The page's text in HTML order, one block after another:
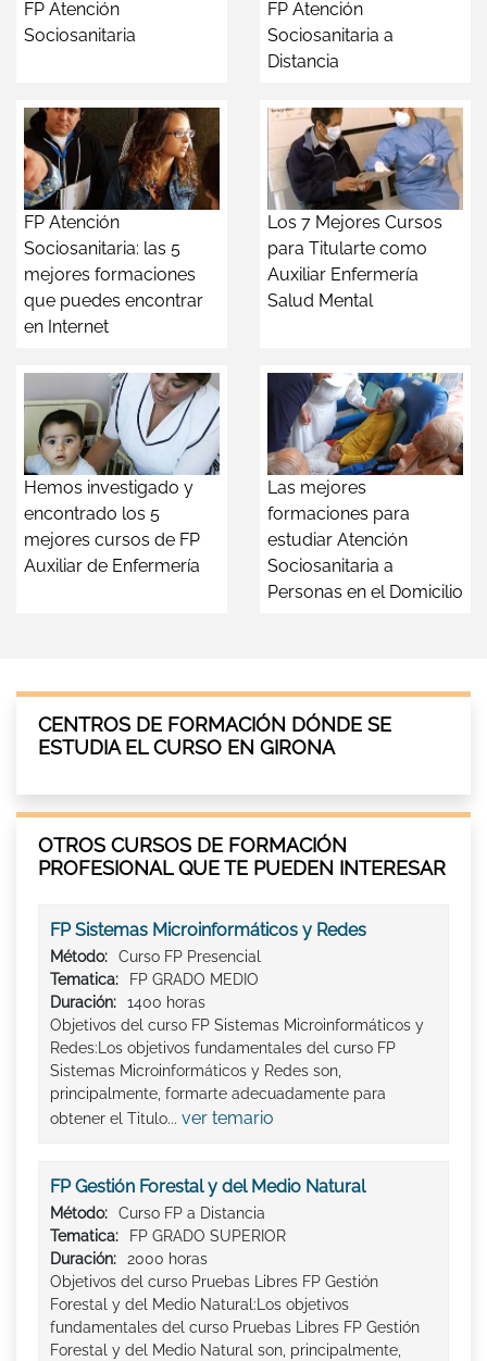
FP Atención
Sociosanitaria
FP Atención
Sociosanitaria a
Distancia
FP Atención
Sociosanitaria: las 5
mejores formaciones
que puedes encontrar
en Internet
Los 7 Mejores Cursos
para Titularte como
Auxiliar Enfermería
Salud Mental
Hemos investigado y
encontrado los 5
mejores cursos de FP
Auxiliar de Enfermería
Las mejores
formaciones para
estudiar Atención
Sociosanitaria a
Personas en el Domicilio
CENTROS DE FORMACIÓN DÓNDE SE
ESTUDIA EL CURSO EN GIRONA
OTROS CURSOS DE FORMACIÓN
PROFESIONAL QUE TE PUEDEN INTERESAR
FP Sistemas Microinformáticos y Redes
Método:
Curso FP Presencial
Tematica:
FP GRADO MEDIO
Duración:
1400 horas
Objetivos del curso FP Sistemas Microinformáticos y
Redes:Los objetivos fundamentales del curso FP
Sistemas Microinformáticos y Redes son,
principalmente, formarte adecuadamente para
obtener el Titulo... ver temario
FP Gestión Forestal y del Medio Natural
Método:
Curso FP a Distancia
Tematica:
FP GRADO SUPERIOR
Duración:
2000 horas
Objetivos del curso Pruebas Libres FP Gestión
Forestal y del Medio Natural:Los objetivos
fundamentales del curso Pruebas Libres FP Gestión
Forestal y del Medio Natural son, principalmente,